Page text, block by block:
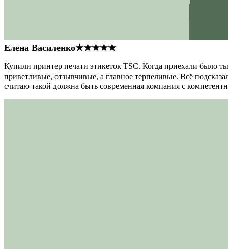
Елена Василенко★★★★★
Купили принтер печати этикеток TSC. Когда приехали было
приветливые, отзывчивые, а главное терпеливые. Всё
считаю такой должна быть современная компания с